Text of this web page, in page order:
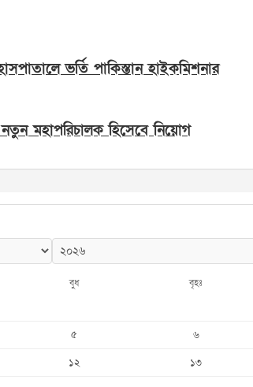
ভর্তি পাকিস্তান হাইকমিশনার
মহাপরিচালক হিসেবে নিয়োগ
বুধ বৃহঃ
৫ ৬
১২ ১৩